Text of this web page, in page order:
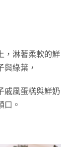
，淋著柔軟的鮮
與綠葉，
戚風蛋糕與鮮奶
口。